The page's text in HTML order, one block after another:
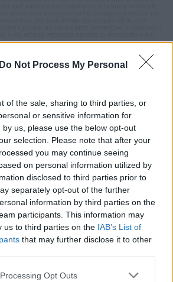
Do Not Process My Personal
of the sale, sharing to third parties, or
or sensitive information for
us, please use the below opt-out
selection. Please note that after your
you may continue seeing
on personal information utilized by
disclosed to third parties prior to
separately opt-out of the further
information by third parties on the
participants. This information may
us to third parties on the IAB’s List of
that may further disclose it to other
Opt Outs